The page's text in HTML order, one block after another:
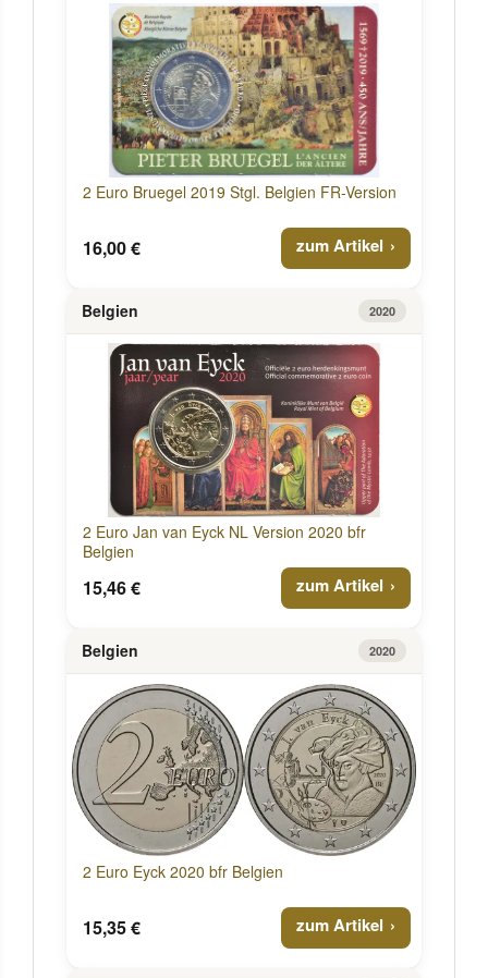
2 Euro Bruegel 2019 Stgl. Belgien FR-Version
16,00 € zum Artikel
Belgien 2020
2 Euro Jan van Eyck NL Version 2020 bfr
Belgien
15,46 € zum Artikel
Belgien 2020
2 Euro Eyck 2020 bfr Belgien
15,35 € zum Artikel